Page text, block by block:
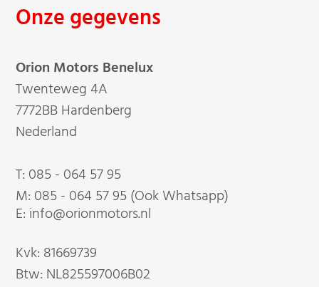
Onze gegevens
Orion Motors Benelux
Twenteweg 4A
7772BB Hardenberg
Nederland
T: 085 - 064 57 95
M: 085 - 064 57 95 (Ook Whatsapp)
E: info@orionmotors.nl
Kvk: 81669739
Btw: NL825597006B02